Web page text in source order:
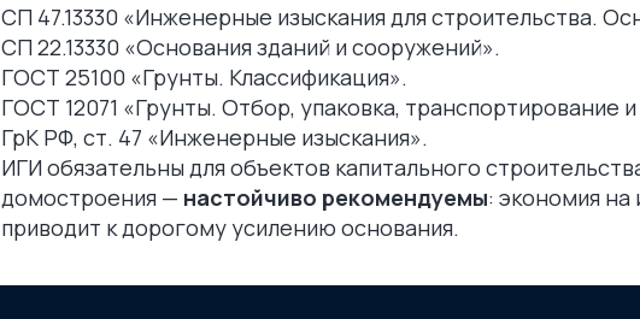
СП 47.13330 «Инженерные изыскания для строительства.
СП 22.13330 «Основания зданий и сооружений».
ГОСТ 25100 «Грунты. Классификация».
ГОСТ 12071 «Грунты. Отбор, упаковка, транспортирование
ГрК РФ, ст. 47 «Инженерные изыскания».
ИГИ обязательны для объектов капитального
домостроения — настойчиво рекомендуемы: экономия на
приводит к дорогому усилению основания.